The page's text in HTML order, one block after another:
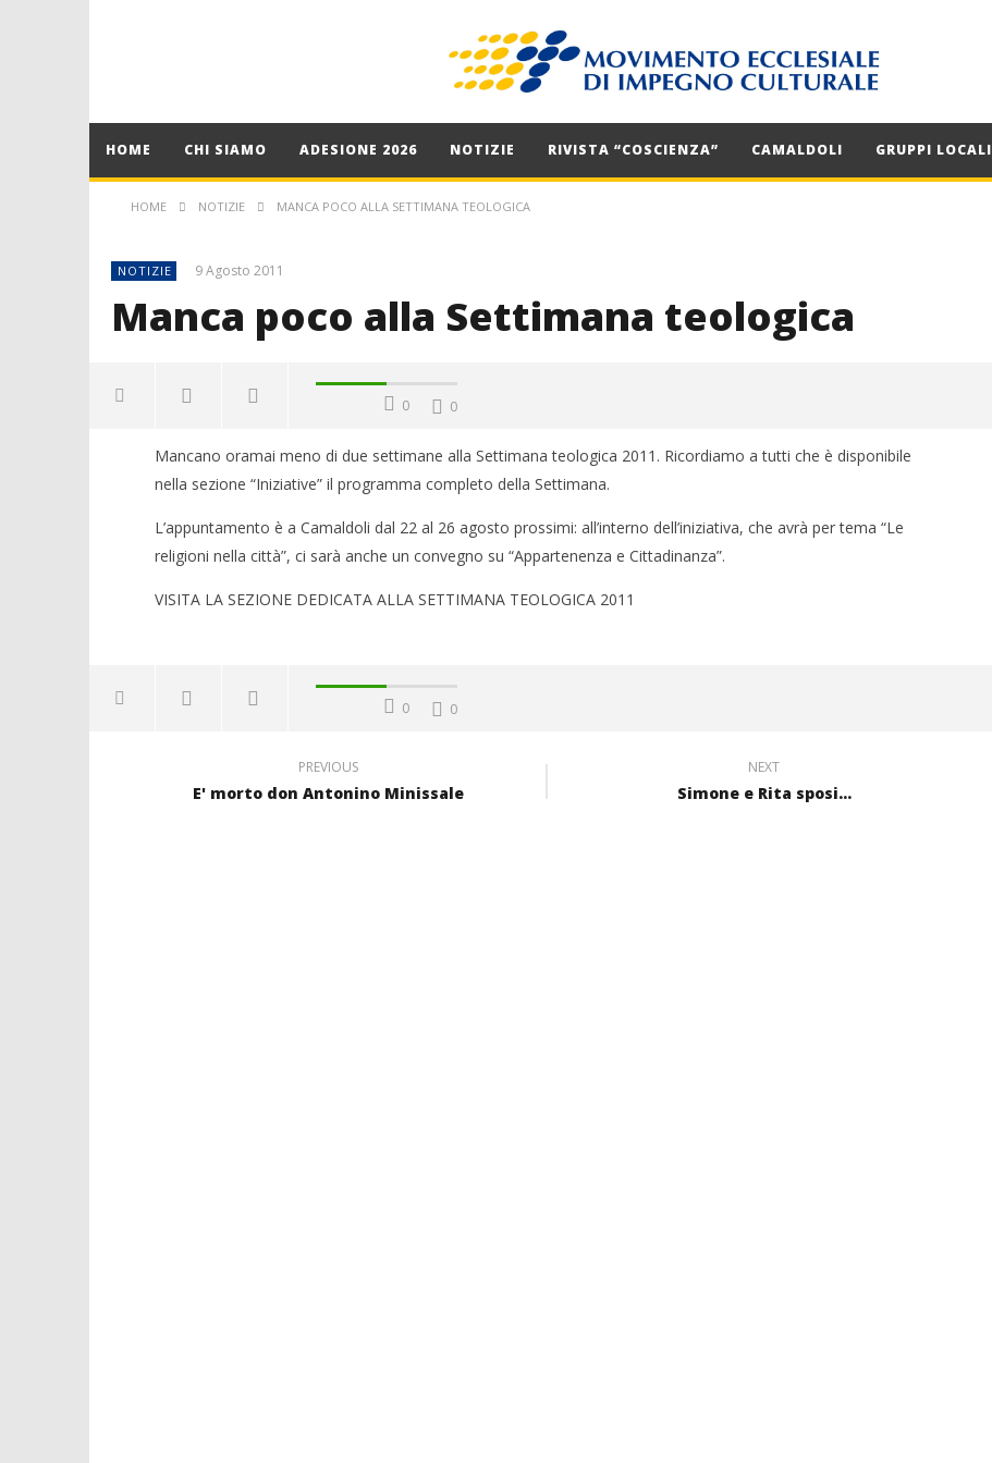
HOME CHI SIAMO ADESIONE 2026 NOTIZIE RIVISTA “COSCIENZA” CAMALDOLI GRUPPI LOCALI
HOME NOTIZIE MANCA POCO ALLA SETTIMANA TEOLOGICA
NOTIZIE 9 Agosto 2011
Manca poco alla Settimana teologica
0 0
Mancano oramai meno di due settimane alla Settimana teologica 2011. Ricordiamo a tutti che è disponibile
nella sezione “Iniziative” il programma completo della Settimana.
L’appuntamento è a Camaldoli dal 22 al 26 agosto prossimi: all’interno dell’iniziativa, che avrà per tema “Le
religioni nella città”, ci sarà anche un convegno su “Appartenenza e Cittadinanza”.
VISITA LA SEZIONE DEDICATA ALLA SETTIMANA TEOLOGICA 2011
0 0
PREVIOUS
E' morto don Antonino Minissale
NEXT
Simone e Rita sposi...